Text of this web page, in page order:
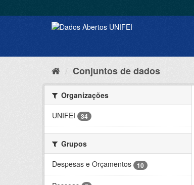
Conjuntos de dados
Organizações
UNIFEI
34
Grupos
Despesas e Orçamentos
10